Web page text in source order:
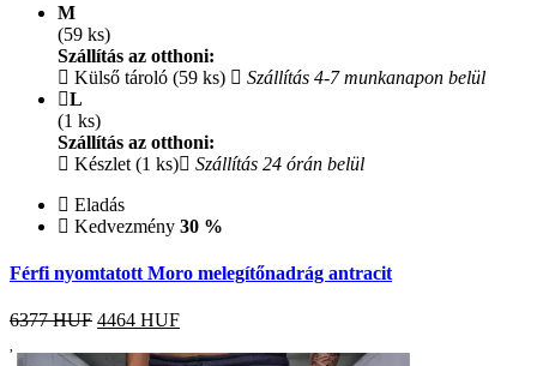
M
(59 ks)
Szállítás az otthoni:
Külső tároló (59 ks)
Szállítás 4-7 munkanapon belül
L
(1 ks)
Szállítás az otthoni:
Készlet (1 ks)
Szállítás 24 órán belül
Eladás
Kedvezmény 30 %
Férfi nyomtatott Moro melegítőnadrág antracit
6377 HUF 4464 HUF